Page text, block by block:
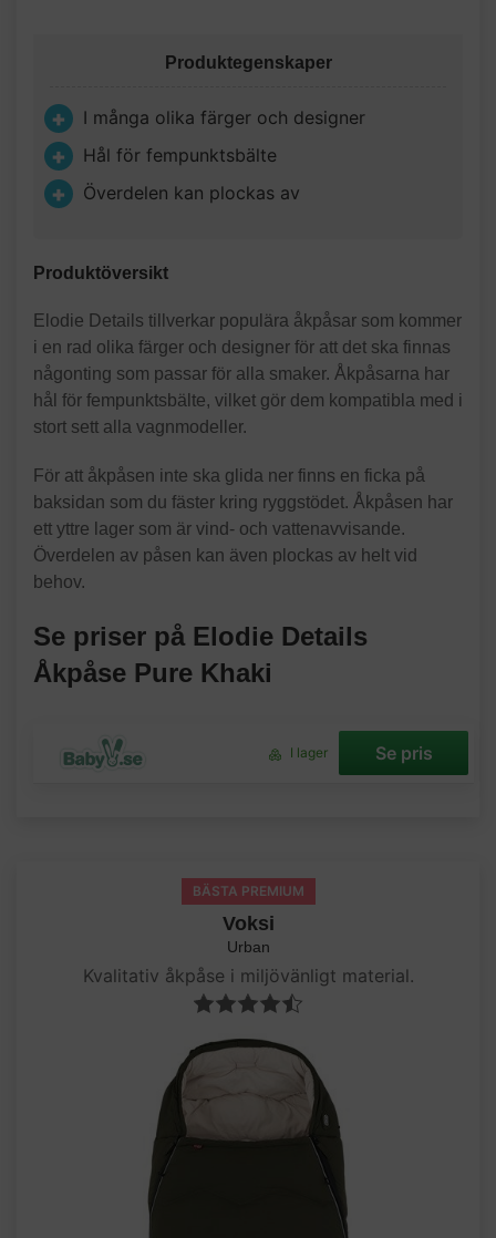
Produktegenskaper
I många olika färger och designer
Hål för fempunktsbälte
Överdelen kan plockas av
Produktöversikt
Elodie Details tillverkar populära åkpåsar som kommer
i en rad olika färger och designer för att det ska finnas
någonting som passar för alla smaker. Åkpåsarna har
hål för fempunktsbälte, vilket gör dem kompatibla med i
stort sett alla vagnmodeller.
För att åkpåsen inte ska glida ner finns en ficka på
baksidan som du fäster kring ryggstödet. Åkpåsen har
ett yttre lager som är vind- och vattenavvisande.
Överdelen av påsen kan även plockas av helt vid
behov.
Se priser på Elodie Details
Åkpåse Pure Khaki
I lager Se pris
BÄSTA PREMIUM
Voksi
Urban
Kvalitativ åkpåse i miljövänligt material.